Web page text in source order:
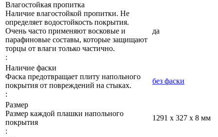
Влагостойкая пропитка
Наличие влагостойкой пропитки. Не
определяет водостойкость покрытия.
Очень часто применяют восковые и
парафиновые составы, которые защищают
торцы от влаги только частично.
:
да
Наличие фаски
Фаска предотвращает плиту напольного
покрытия от повреждений на стыках.
:
без фаски
Размер
Размер каждой плашки напольного
покрытия
:
1291 x 327 x 8 мм